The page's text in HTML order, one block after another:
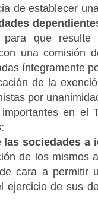
de establecer
para que
una comisión
íntegramente
de la
por
en el
las sociedades a
de los mismos
cara a permitir
ejercicio de sus